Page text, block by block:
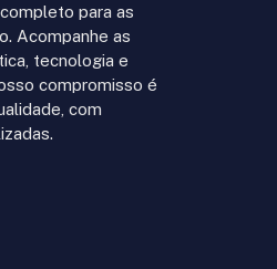
para as
Acompanhe as
tecnologia e
compromisso é
com